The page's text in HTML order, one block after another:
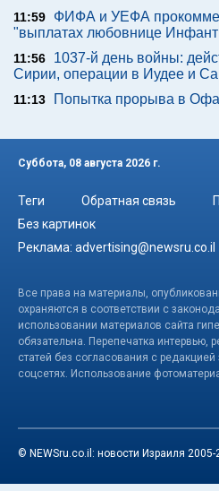
11:59
ФИФА и УЕФА
"выплатах любовнице
11:56
1037-й день войны:
Сирии, операции в Иудее и
11:13 Попытка прорыва в
Суббота, 08 августа 2026 г.
Теги Обратная связь
Без картинок
Реклама: advertising@newsru.co.il
Все права на материалы,
охраняются в соответствии с
использовании материалов сайта
обязательна. Перепечатка интервью,
статей без согласования с
соцсетях. Использование
© NEWSru.co.il: новости Израиля 2005-